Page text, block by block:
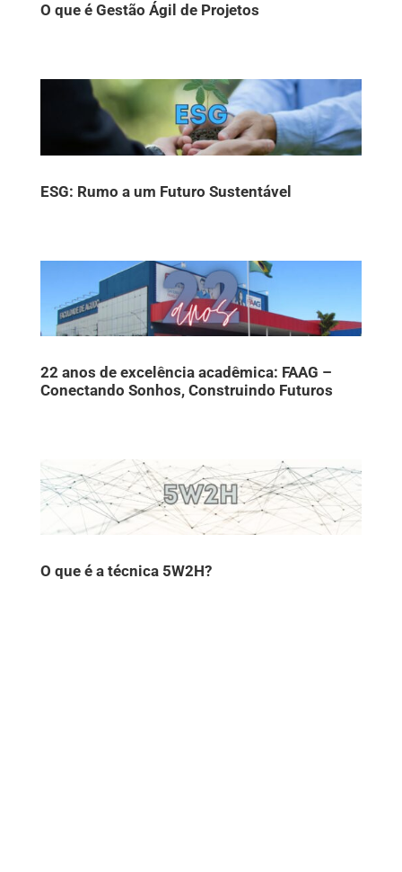
O que é Gestão Ágil de Projetos
ESG: Rumo a um Futuro Sustentável
22 anos de excelência acadêmica: FAAG –
Conectando Sonhos, Construindo Futuros
O que é a técnica 5W2H?